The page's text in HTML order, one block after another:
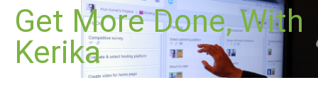
HoppaGet More Done, With
Kerika